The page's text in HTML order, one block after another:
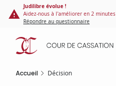
Panneau de gestion des cookies
contenu
principal
Judilibre évolue !
Aidez-nous à l'améliorer en 2 minutes
Répondre au questionnaire
Accueil Décision